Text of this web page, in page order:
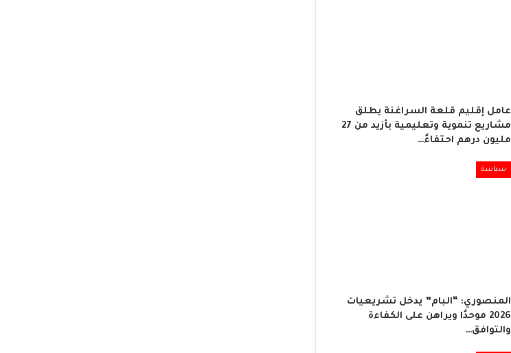
عامل إقليم قلعة السراغنة يطلق
مشاريع تنموية وتعليمية بأزيد من 27
مليون درهم احتفاءً…
سياسة
المنصوري: “البام” يدخل تشريعيات
2026 موحدًا ويراهن على الكفاءة
والتوافق…